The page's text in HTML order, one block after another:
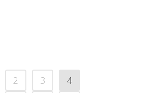
2 3
4